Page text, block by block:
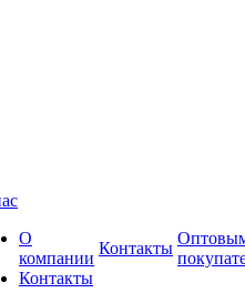
О
компании
Контакты
Контакты